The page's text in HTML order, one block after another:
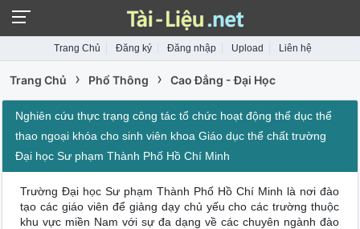
Trang Chủ Đăng ký Đăng nhập Upload Liên hệ
Trang Chủ › Phổ Thông › Cao Đẳng - Đại Học
Nghiên cứu thực trạng công tác tổ chức hoạt động thể dục thể
thao ngoại khóa cho sinh viên khoa Giáo dục thể chất trường
Đại học Sư phạm Thành Phố Hồ Chí Minh
Trường Đại học Sư phạm Thành Phố Hồ Chí Minh là nơi đào
tạo các giáo viên để giảng dạy chủ yếu cho các trường thuộc
khu vực miền Nam với sự đa dạng về các chuyên ngành đào